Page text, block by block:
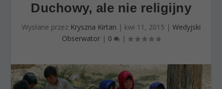
Duchowy, ale nie religijny
Wysłane przez Kryszna Kirtan | kwi 11, 2015 | Wedyjski
Obserwator| 0 |